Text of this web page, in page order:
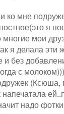
ко мне
я
мои
я делала эти
и без
с молоком)))
(Ксюша,
напечатала
надо